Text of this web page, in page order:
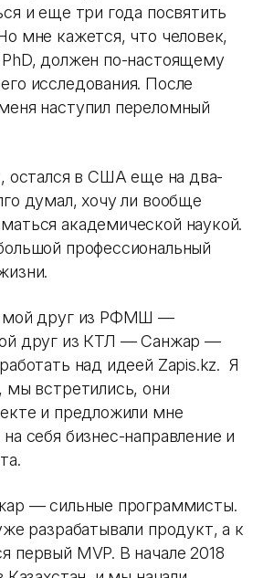
и еще три года посвятить
мне кажется, что человек,
должен по-настоящему
исследования. После
наступил переломный
остался в США еще на два-
думал, хочу ли вообще
академической наукой.
профессиональный
мой друг из РФМШ —
друг из КТЛ — Санжар —
над идеей Zapis.kz. Я
мы встретились, они
и предложили мне
себя бизнес-направление и
— сильные программисты.
разрабатывали продукт, а к
первый MVP. В начале 2018